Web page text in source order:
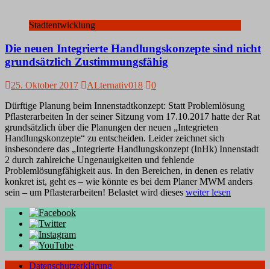
Stadtentwicklung
Die neuen Integrierte Handlungskonzepte sind nicht
grundsätzlich Zustimmungsfähig
25. Oktober 2017 ALternativ018
0
Dürftige Planung beim Innenstadtkonzept: Statt Problemlösung
Pflasterarbeiten In der seiner Sitzung vom 17.10.2017 hatte der Rat
grundsätzlich über die Planungen der neuen „Integrieten
Handlungskonzepte“ zu entscheiden. Leider zeichnet sich
insbesondere das „Integrierte Handlungskonzept (InHk) Innenstadt
2 durch zahlreiche Ungenauigkeiten und fehlende
Problemlösungfähigkeit aus. In den Bereichen, in denen es relativ
konkret ist, geht es – wie könnte es bei dem Planer MWM anders
sein – um Pflasterarbeiten! Belastet wird dieses weiter lesen
Datenschutzerklärung